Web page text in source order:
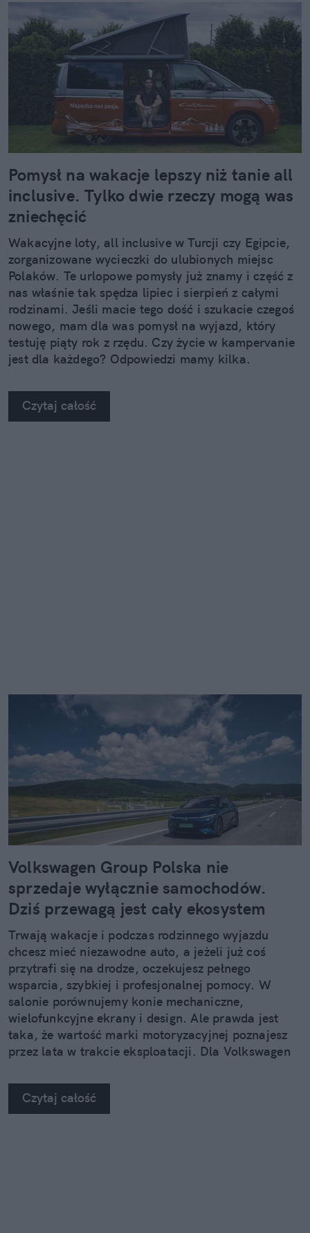
Pomysł na wakacje lepszy niż tanie all
inclusive. Tylko dwie rzeczy mogą was
zniechęcić
Wakacyjne loty, all inclusive w Turcji czy Egipcie,
zorganizowane wycieczki do ulubionych miejsc
Polaków. Te urlopowe pomysły już znamy i część z
nas właśnie tak spędza lipiec i sierpień z całymi
rodzinami. Jeśli macie tego dość i szukacie czegoś
nowego, mam dla was pomysł na wyjazd, który
testuję piąty rok z rzędu. Czy życie w kampervanie
jest dla każdego? Odpowiedzi mamy kilka.
Czytaj całość
Volkswagen Group Polska nie
sprzedaje wyłącznie samochodów.
Dziś przewagą jest cały ekosystem
Trwają wakacje i podczas rodzinnego wyjazdu
chcesz mieć niezawodne auto, a jeżeli już coś
przytrafi się na drodze, oczekujesz pełnego
wsparcia, szybkiej i profesjonalnej pomocy. W
salonie porównujemy konie mechaniczne,
wielofunkcyjne ekrany i design. Ale prawda jest
taka, że wartość marki motoryzacyjnej poznajesz
przez lata w trakcie eksploatacji. Dla Volkswagen
pierwszoplanową rolę.
Czytaj całość